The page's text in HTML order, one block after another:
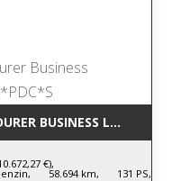
BUSINESS
€),
58.694 km, 131 PS,